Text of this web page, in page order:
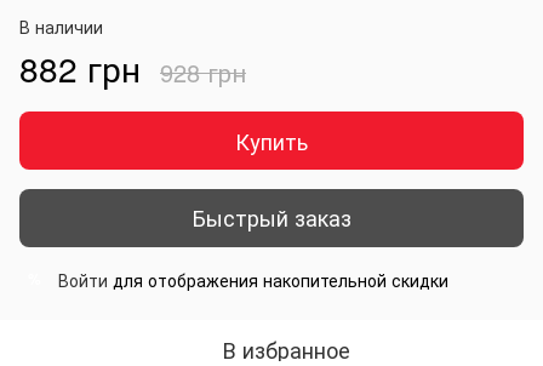
В наличии
882 грн 928 грн
Купить
Быстрый заказ
Войти для отображения накопительной скидки
В избранное